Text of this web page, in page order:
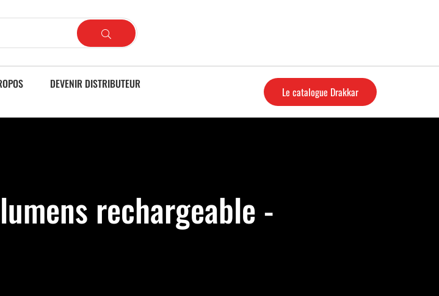
DEVENIR DISTRIBUTEUR
Le catalogue Drakkar
rechargeable -